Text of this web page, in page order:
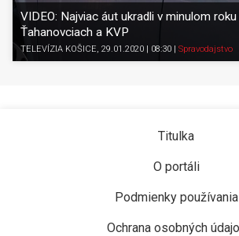
VIDEO: Najviac áut ukradli v minulom roku
Ťahanovciach a KVP
TELEVÍZIA KOŠICE, 29.01.2020 | 08:30 Spravodajstvo
Titulka
O portáli
Podmienky používania
Ochrana osobných